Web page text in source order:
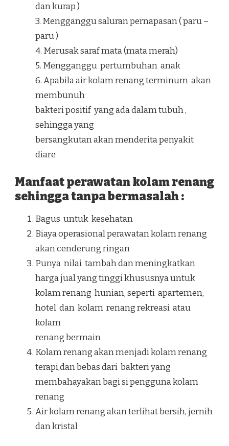
dan kurap )
3. Mengganggu saluran pernapasan ( paru –
paru )
4. Merusak saraf mata (mata merah)
5. Mengganggu pertumbuhan anak
6. Apabila air kolam renang terminum akan
membunuh
bakteri positif yang ada dalam tubuh ,
sehingga yang
bersangkutan akan menderita penyakit
diare
Manfaat perawatan kolam renang
sehingga tanpa bermasalah :
Bagus untuk kesehatan
Biaya operasional perawatan kolam renang
akan cenderung ringan
Punya nilai tambah dan meningkatkan
harga jual yang tinggi khususnya untuk
kolam renang hunian, seperti apartemen,
hotel dan kolam renang rekreasi atau
kolam
renang bermain
Kolam renang akan menjadi kolam renang
terapi,dan bebas dari bakteri yang
membahayakan bagi si pengguna kolam
renang
Air kolam renang akan terlihat bersih, jernih
dan kristal